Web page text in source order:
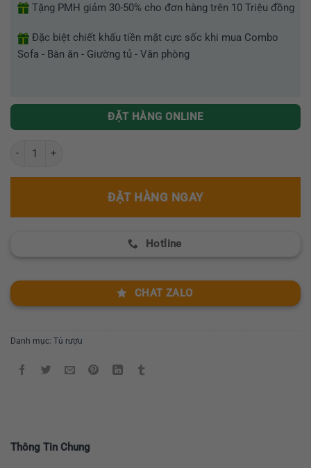
Tặng PMH giảm 30-50% cho đơn hàng trên 10 Triệu đồng
Đặc biệt chiết khấu tiền mặt cực sốc khi mua Combo
Sofa - Bàn ăn - Giường tủ - Văn phòng
ĐẶT HÀNG ONLINE
ĐẶT HÀNG NGAY
Hotline
CHAT ZALO
Danh mục: Tủ rượu
Thông Tin Chung